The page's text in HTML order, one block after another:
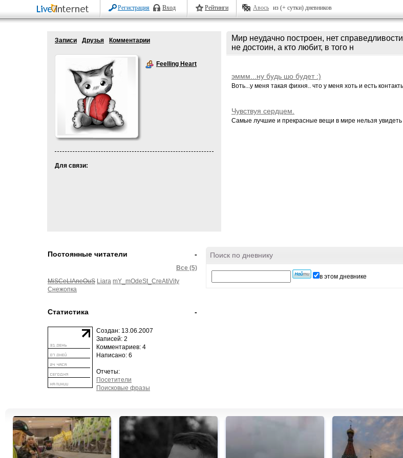
Регистрация Вход Рейтинги Авось из (+ сутки) дневников
Записи Друзья Комментарии
Feelling Heart
Для связи:
Мир неудачно построен, нет
не достоин, а кто любит, в того н
эммм...ну будь шо будет :)
Воть...у меня такая фихня.. что у меня хоть и есть
Чувствуя сердцем.
Самые лучшие и прекрасные вещи в мире нельзя увидеть
-
Постоянные читатели
Все (5)
MiSCeLlAneOuS Liara mY_mOdeSt_CreAtiVity
Снежопка
-
Статистика
Создан: 13.06.2007
Записей: 2
Комментариев: 4
Написано: 6
Отчеты:
Посетители
Поисковые фразы
Поиск по дневнику
в этом дневнике